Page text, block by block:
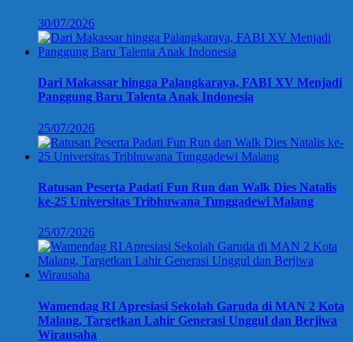
30/07/2026
Dari Makassar hingga Palangkaraya, FABI XV Menjadi
Panggung Baru Talenta Anak Indonesia
25/07/2026
Ratusan Peserta Padati Fun Run dan Walk Dies Natalis
ke-25 Universitas Tribhuwana Tunggadewi Malang
25/07/2026
Wamendag RI Apresiasi Sekolah Garuda di MAN 2 Kota
Malang, Targetkan Lahir Generasi Unggul dan Berjiwa
Wirausaha